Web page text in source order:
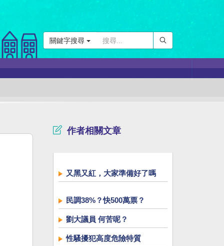
關鍵字搜尋
作者相關文章
又黑又紅，大家準備好了嗎
民調38%？快500萬票？
劉大議員 何苦呢？
性騷擾犯高度危險特質